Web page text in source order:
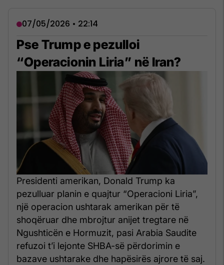
07/05/2026 • 22:14
Pse Trump e pezulloi
“Operacionin Liria” në Iran?
Presidenti amerikan, Donald Trump ka
pezulluar planin e quajtur “Operacioni Liria”,
një operacion ushtarak amerikan për të
shoqëruar dhe mbrojtur anijet tregtare në
Ngushticën e Hormuzit, pasi Arabia Saudite
refuzoi t’i lejonte SHBA-së përdorimin e
bazave ushtarake dhe hapësirës ajrore të saj.